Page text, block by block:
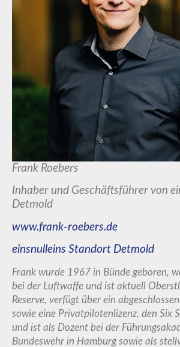
Frank Roebers
Inhaber und Geschäftsführer von
Detmold
www.frank-roebers.de
einsnulleins Standort Detmold
Frank wurde 1967 in Bünde geboren,
bei der Luftwaffe und ist aktuell
Reserve, verfügt über ein
sowie eine Privatpilotenlizenz, den Six
und ist als Dozent bei der
Bundeswehr in Hamburg sowie als